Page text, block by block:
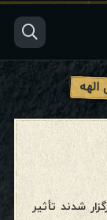
شدند تأثیر